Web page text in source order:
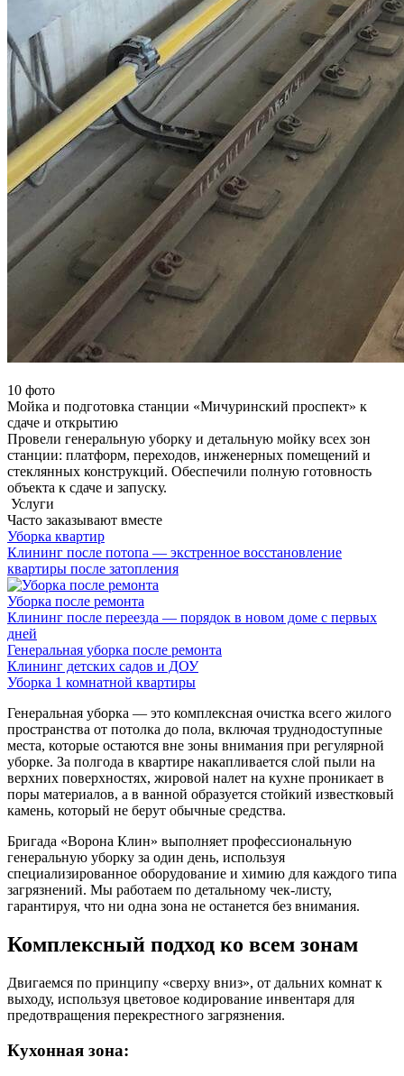
10 фото
Мойка и подготовка станции «Мичуринский проспект» к
сдаче и открытию
Провели генеральную уборку и детальную мойку всех зон
станции: платформ, переходов, инженерных помещений и
стеклянных конструкций. Обеспечили полную готовность
объекта к сдаче и запуску.
Услуги
Часто заказывают вместе
Уборка квартир
Клининг после потопа — экстренное восстановление
квартиры после затопления
Уборка после ремонта
Клининг после переезда — порядок в новом доме с первых
дней
Генеральная уборка после ремонта
Клининг детских садов и ДОУ
Уборка 1 комнатной квартиры
Генеральная уборка — это комплексная очистка всего жилого
пространства от потолка до пола, включая труднодоступные
места, которые остаются вне зоны внимания при регулярной
уборке. За полгода в квартире накапливается слой пыли на
верхних поверхностях, жировой налет на кухне проникает в
поры материалов, а в ванной образуется стойкий известковый
камень, который не берут обычные средства.
Бригада «Ворона Клин» выполняет профессиональную
генеральную уборку за один день, используя
специализированное оборудование и химию для каждого типа
загрязнений. Мы работаем по детальному чек-листу,
гарантируя, что ни одна зона не останется без внимания.
Комплексный подход ко всем зонам
Двигаемся по принципу «сверху вниз», от дальних комнат к
выходу, используя цветовое кодирование инвентаря для
предотвращения перекрестного загрязнения.
Кухонная зона: